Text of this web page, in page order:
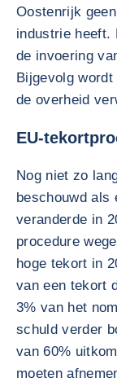
Oostenrijk
industrie heeft.
de invoering
Bijgevolg
de overheid
EU-
Nog niet zo
beschouwd als
veranderde in
procedure
hoge tekort in
van een tekort
3% van het
schuld verder
van 60%
moeten